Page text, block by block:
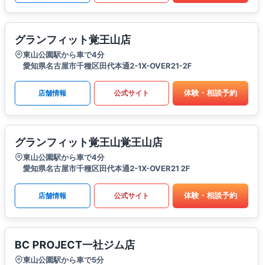
グランフィット覚王山店
東山公園駅から車で4分
愛知県名古屋市千種区田代本通2-1X-OVER21-2F
店舗情報 公式サイト 体験・相談予約
グランフィット覚王山覚王山店
東山公園駅から車で4分
愛知県名古屋市千種区田代本通2-1X-OVER21 2F
店舗情報 公式サイト 体験・相談予約
BC PROJECT一社ジム店
東山公園駅から車で5分